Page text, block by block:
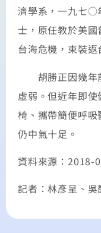
濟學系，一九七○
士，原任教於美
台海危機，束裝返
胡勝正因幾年
虛弱。但近年即
椅、攜帶簡便呼
仍中氣十足。
資料來源：2018-
記者：林彥呈、